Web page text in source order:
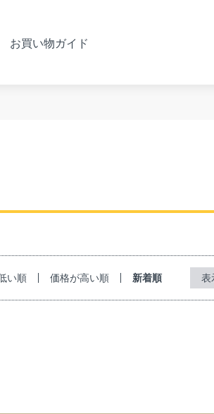
お買い物ガイド
い順 価格が高い順 新着順